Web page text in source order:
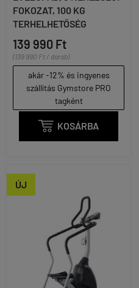
FOKOZAT, 100 KG
TERHELHETŐSÉG
139 990 Ft
(139 990 Ft / darab)
akár -12% és ingyenes
szállítás Gymstore PRO
tagként
 KOSÁRBA
ÚJ